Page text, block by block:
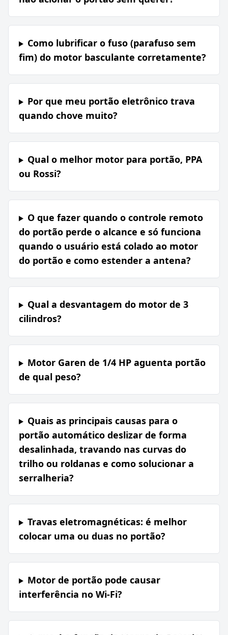
Como lubrificar o fuso (parafuso sem
fim) do motor basculante corretamente?
Por que meu portão eletrônico trava
quando chove muito?
Qual o melhor motor para portão, PPA
ou Rossi?
O que fazer quando o controle remoto
do portão perde o alcance e só funciona
quando o usuário está colado ao motor
do portão e como estender a antena?
Qual a desvantagem do motor de 3
cilindros?
Motor Garen de 1/4 HP aguenta portão
de qual peso?
Quais as principais causas para o
portão automático deslizar de forma
desalinhada, travando nas curvas do
trilho ou roldanas e como solucionar a
serralheria?
Travas eletromagnéticas: é melhor
colocar uma ou duas no portão?
Motor de portão pode causar
interferência no Wi-Fi?